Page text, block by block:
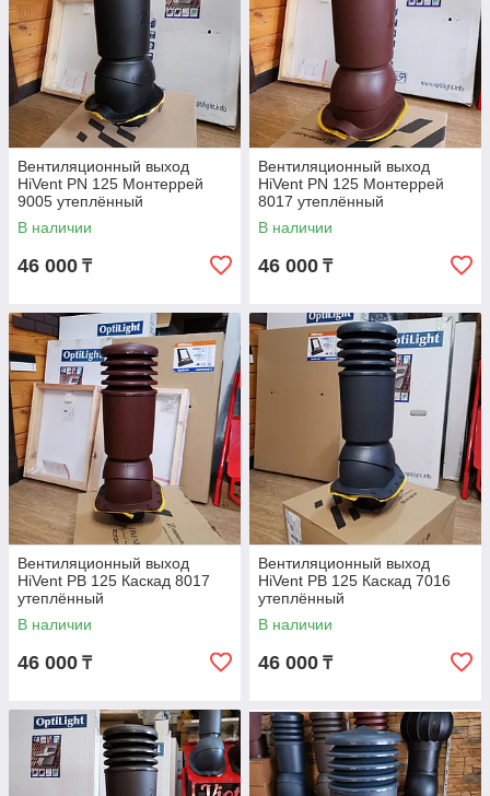
Вентиляционный выход
HiVent PN 125 Монтеррей
9005 утеплённый
В наличии
46 000 ₸
Вентиляционный выход
HiVent PN 125 Монтеррей
8017 утеплённый
В наличии
46 000 ₸
Вентиляционный выход
HiVent PB 125 Каскад 8017
утеплённый
В наличии
46 000 ₸
Вентиляционный выход
HiVent PB 125 Каскад 7016
утеплённый
В наличии
46 000 ₸